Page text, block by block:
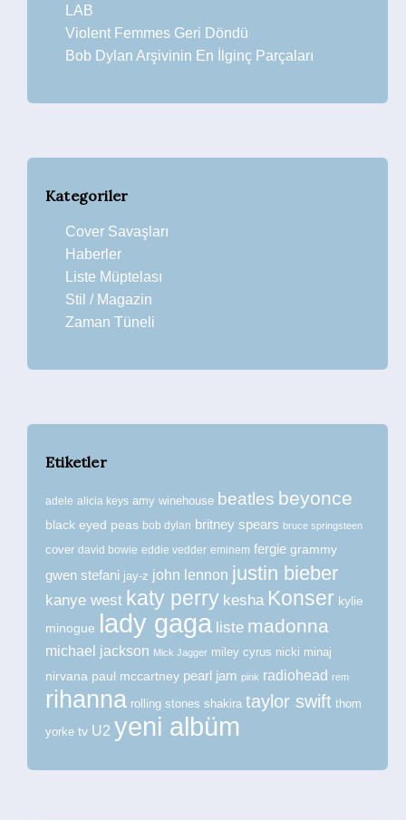
LAB
Violent Femmes Geri Döndü
Bob Dylan Arşivinin En İlginç Parçaları
Kategoriler
Cover Savaşları
Haberler
Liste Müptelası
Stil / Magazin
Zaman Tüneli
Etiketler
adele alicia keys amy winehouse beatles beyonce
black eyed peas bob dylan britney spears bruce springsteen
cover david bowie eddie vedder eminem fergie grammy
gwen stefani jay-z john lennon justin bieber
kanye west katy perry kesha Konser kylie
minogue
lady gaga liste madonna
michael jackson Mick Jagger miley cyrus nicki minaj
nirvana paul mccartney pearl jam pink radiohead rem
rihanna rolling stones shakira taylor swift thom
yorke tv U2 yeni albüm